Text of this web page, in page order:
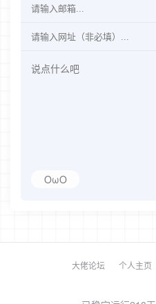
OωO
大佬论坛 个人主页